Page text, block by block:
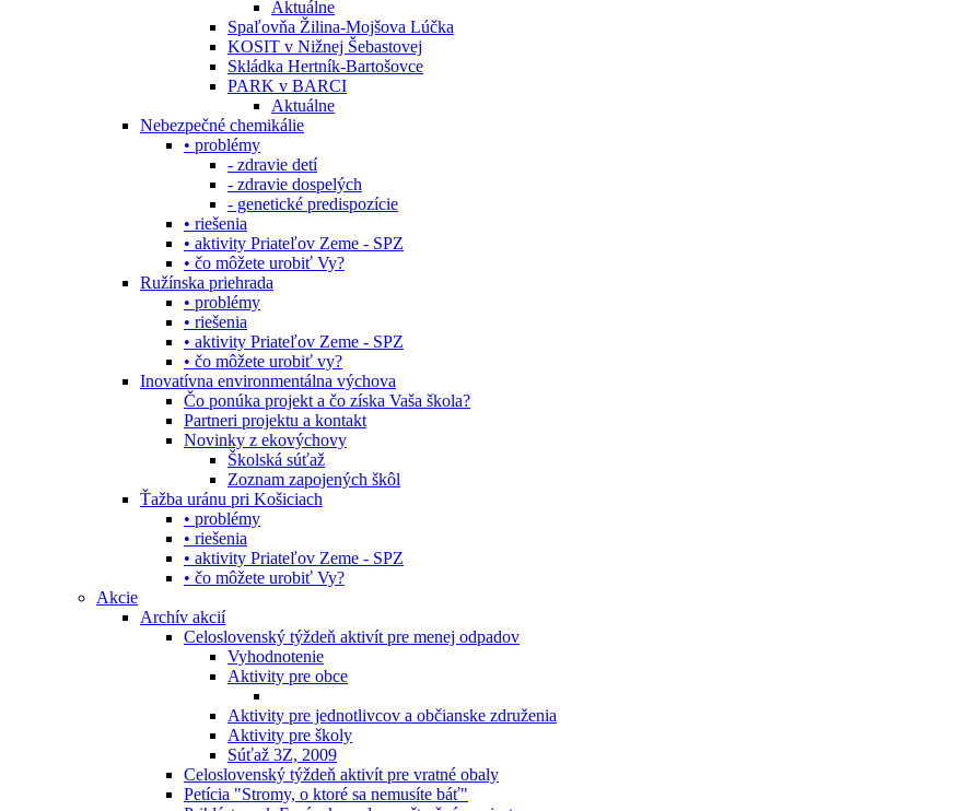
Aktuálne
Spaľovňa Žilina-Mojšova Lúčka
KOSIT v Nižnej Šebastovej
Skládka Hertník-Bartošovce
PARK v BARCI
Aktuálne
Nebezpečné chemikálie
• problémy
- zdravie detí
- zdravie dospelých
- genetické predispozície
• riešenia
• aktivity Priateľov Zeme - SPZ
• čo môžete urobiť Vy?
Ružínska priehrada
• problémy
• riešenia
• aktivity Priateľov Zeme - SPZ
• čo môžete urobiť vy?
Inovatívna environmentálna výchova
Čo ponúka projekt a čo získa Vaša škola?
Partneri projektu a kontakt
Novinky z ekovýchovy
Školská súťaž
Zoznam zapojených škôl
Ťažba uránu pri Košiciach
• problémy
• riešenia
• aktivity Priateľov Zeme - SPZ
• čo môžete urobiť Vy?
Akcie
Archív akcií
Celoslovenský týždeň aktivít pre menej odpadov
Vyhodnotenie
Aktivity pre obce
Aktivity pre jednotlivcov a občianske združenia
Aktivity pre školy
Súťaž 3Z, 2009
Celoslovenský týždeň aktivít pre vratné obaly
Petícia "Stromy, o ktoré sa nemusíte báť"